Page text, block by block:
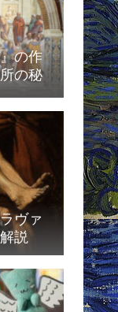
の作
の秘
ヴァ
説